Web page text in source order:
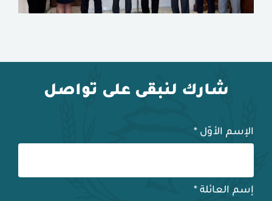
شارك لنبقى على تواصل
الإسم الأوّل *
إسم العائلة *